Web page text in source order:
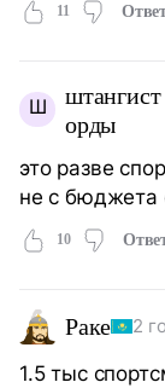
11
Ш
орды
это разве
не с бюджета
10
Раке 2
1.5 тыс